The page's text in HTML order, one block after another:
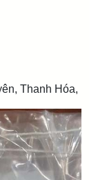
Thanh Hóa,